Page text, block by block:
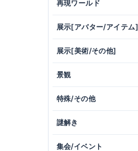
再現ワールド
展示[アバター/アイテム]
展示[美術/その他]
景観
特殊/その他
謎解き
集会/イベント